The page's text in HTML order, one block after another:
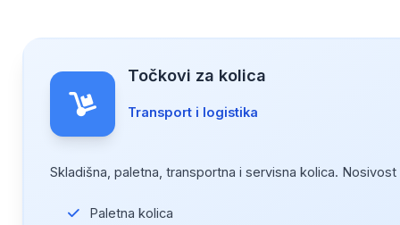
Točkovi za kolica
Transport i logistika
Skladišna, paletna, transportna i servisna kolica.
Paletna kolica